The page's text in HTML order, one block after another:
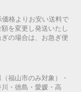
格よりお安い送料で
を変更し発送いたし
の場合は、お急ぎ便
福山市のみ対象）・
・徳島・愛媛・高